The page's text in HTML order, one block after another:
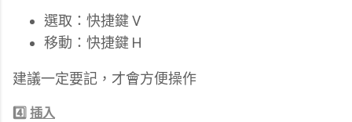
選取：快捷鍵 V
移動：快捷鍵 H
建議一定要記，才會方便操作
4️⃣ 插入